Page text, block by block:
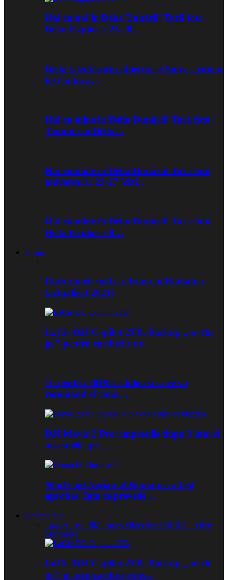
Hai cu noi în Delta Dunării! Tură foto
Delta Explorer 25-28…
Delta văzută prin obiectivele Sony – cum a
fost în tura…
Hai cu mine în Delta Dunării! Tură foto:
Toamna în Delta…
Hai cu mine în Delta Dunării! Tură foto
aniversară: 23-27 Mai…
Hai cu mine în Delta Dunării! Tura foto
Delta Explorer 8…
Drone
Cum zbori legal cu drona in Romania
(actualizat 2021)
LaCie DJI Copilot 2TB. Backup „on the
go” pentru cardurile de…
10 pentru 2019: ce folosesc si ce va
recomand si voua…
DJI Mavic 2 Pro: impresiile dupa 3 luni si
accesoriile pe…
Noul Cod Aerian al Romaniei a fost
aprobat. Iata ce prevede…
Aparate foto
ToateAccesoriiMirrorlessObiective DSLRObiective
Mirrorless
LaCie DJI Copilot 2TB. Backup „on the
go” pentru cardurile de…